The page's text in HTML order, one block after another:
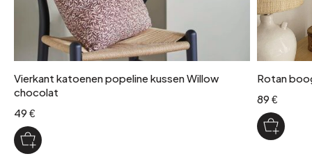
Vierkant katoenen popeline kussen Willow
chocolat
49 €
Rotan
89 €